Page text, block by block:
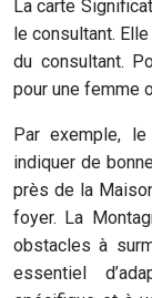
La carte
le consultant.
du consultant.
pour une femme
Par exemple,
indiquer de
près de la
foyer. La
obstacles à
essentiel